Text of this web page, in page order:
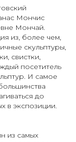
Мончис
Мончай.
из, более чем,
скульптуры,
свистки,
посетитель
И самое
до
в экспозиции.
из самых